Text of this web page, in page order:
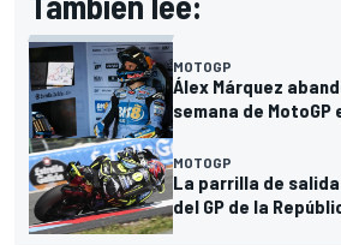
MOTOGP
Álex Márquez
semana de MotoGP
MOTOGP
La parrilla de
del GP de la